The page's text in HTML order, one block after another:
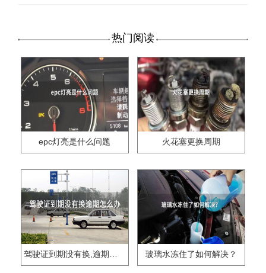
热门阅读
epc灯亮是什么问题 火花塞更换周期
驾驶证到期没有换,逾期怎么办?? 玻璃水冻住了如何解决？